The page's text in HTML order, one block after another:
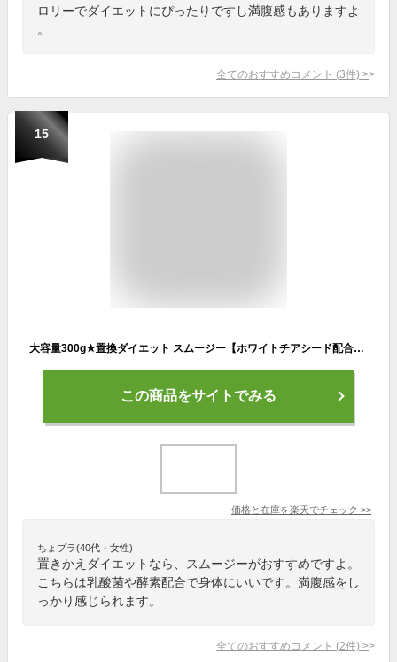
ロリーでダイエットにぴったりですし満腹感もありますよ
。
全てのおすすめコメント (3件) >
15
大容量300g★置換ダイエット スムージー【ホワイトチアシード配合 フルベジスムージー】ダイエット/スーパーフード/スーパースムージー/ダイエット食品/満腹感/乳酸菌/酵素/粉末/一食/置き換え/酵素/朝食/腹持ち
この商品をサイトでみる
価格と在庫を楽天でチェック >>
ちょプラ(40代・女性)
置きかえダイエットなら、スムージーがおすすめですよ。
こちらは乳酸菌や酵素配合で身体にいいです。満腹感をし
っかり感じられます。
全てのおすすめコメント (2件) >